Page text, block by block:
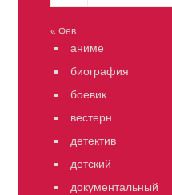
« Фев
аниме
биография
боевик
вестерн
детектив
детский
документальный